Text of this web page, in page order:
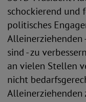
schockierend und
politisches
Alleinerziehenden
sind - zu
an vielen Stellen
nicht
Alleinerziehenden